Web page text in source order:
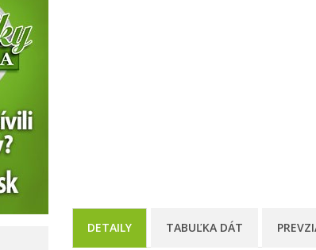
DETAILY TABUĽKA DÁT